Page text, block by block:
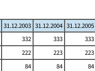
31.12.2003 31.12.2004 31.12.2005
332 333
333
222 223
223
84 84
84